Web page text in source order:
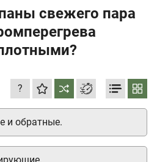
свежего пара
?
и обратные.